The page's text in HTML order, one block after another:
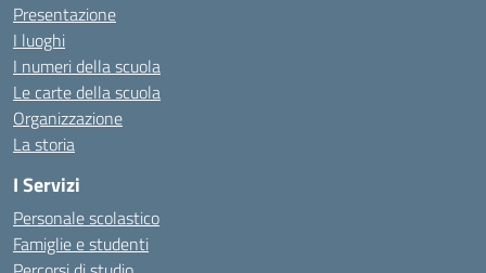
Presentazione
I luoghi
I numeri della scuola
Le carte della scuola
Organizzazione
La storia
I Servizi
Personale scolastico
Famiglie e studenti